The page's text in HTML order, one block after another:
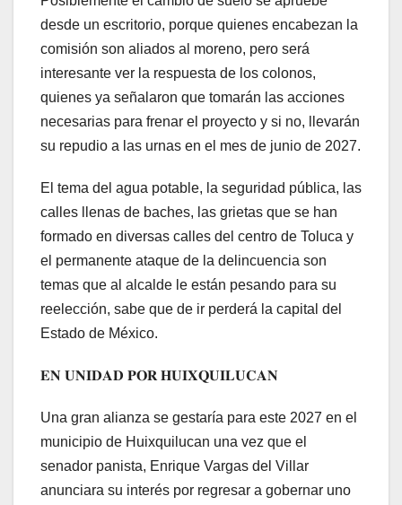
desde un escritorio, porque quienes encabezan la
comisión son aliados al moreno, pero será
interesante ver la respuesta de los colonos,
quienes ya señalaron que tomarán las acciones
necesarias para frenar el proyecto y si no, llevarán
su repudio a las urnas en el mes de junio de 2027.
El tema del agua potable, la seguridad pública, las
calles llenas de baches, las grietas que se han
formado en diversas calles del centro de Toluca y
el permanente ataque de la delincuencia son
temas que al alcalde le están pesando para su
reelección, sabe que de ir perderá la capital del
Estado de México.
𝐄𝐍 𝐔𝐍𝐈𝐃𝐀𝐃 𝐏𝐎𝐑 𝐇𝐔𝐈𝐗𝐐𝐔𝐈𝐋𝐔𝐂𝐀𝐍
Una gran alianza se gestaría para este 2027 en el
municipio de Huixquilucan una vez que el
senador panista, Enrique Vargas del Villar
anunciara su interés por regresar a gobernar uno